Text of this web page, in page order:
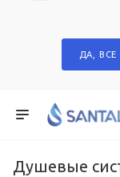
ДА, ВСЕ
Душевые